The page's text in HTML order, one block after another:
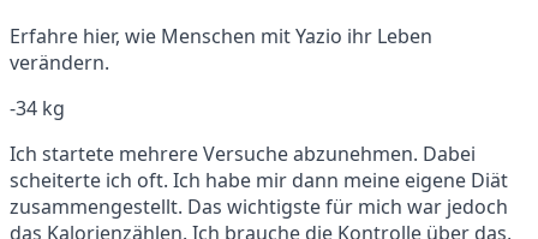
Erfahre hier, wie Menschen mit Yazio ihr Leben
verändern.
-34 kg
Ich startete mehrere Versuche abzunehmen. Dabei
scheiterte ich oft. Ich habe mir dann meine eigene Diät
zusammengestellt. Das wichtigste für mich war jedoch
das Kalorienzählen. Ich brauche die Kontrolle über das,